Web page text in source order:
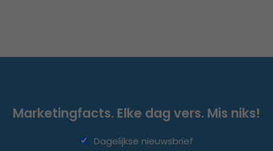
Marketingfacts. Elke dag vers. Mis niks!
Dagelijkse nieuwsbrief